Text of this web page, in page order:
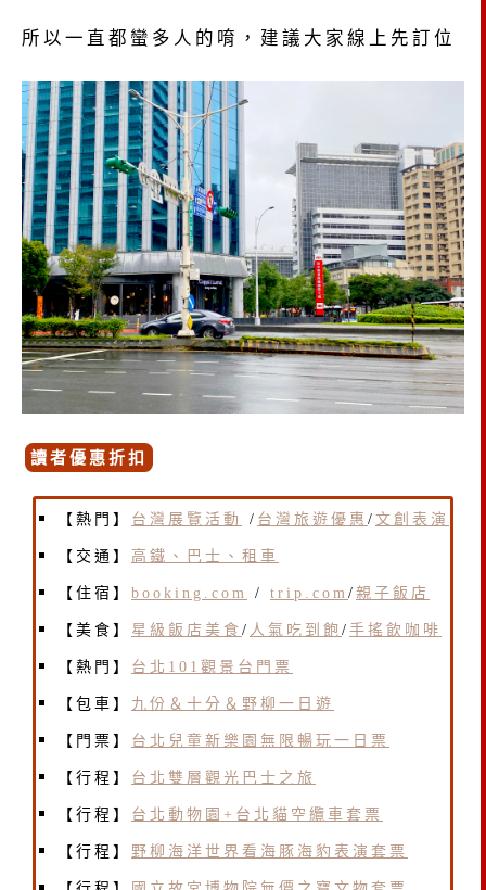
所以一直都蠻多人的唷，建議大家線上先訂位
讀者優惠折扣
【熱門】 台灣展覽活動 / 台灣旅遊優惠 / 文創表演
【交通】 高鐵、巴士、租車
【住宿】 booking.com / trip.com / 親子飯店
【美食】 星級飯店美食 / 人氣吃到飽 / 手搖飲咖啡
【熱門】 台北101觀景台門票
【包車】 九份＆十分＆野柳一日遊
【門票】 台北兒童新樂園無限暢玩一日票
【行程】 台北雙層觀光巴士之旅
【行程】 台北動物園+台北貓空纜車套票
【行程】 野柳海洋世界看海豚海豹表演套票